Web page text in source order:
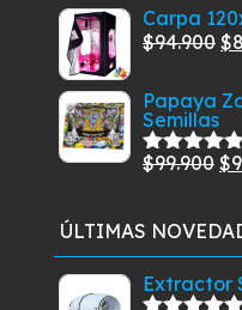
Carpa
$94.900 El
era:
$
Papaya
Semillas
Valorado
$99.900 El
$
ÚLTIMAS
Extractor